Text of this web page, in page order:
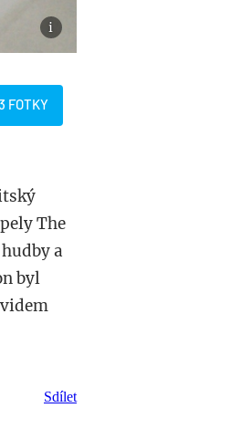
FOTKY
The
a
byl
Sdílet